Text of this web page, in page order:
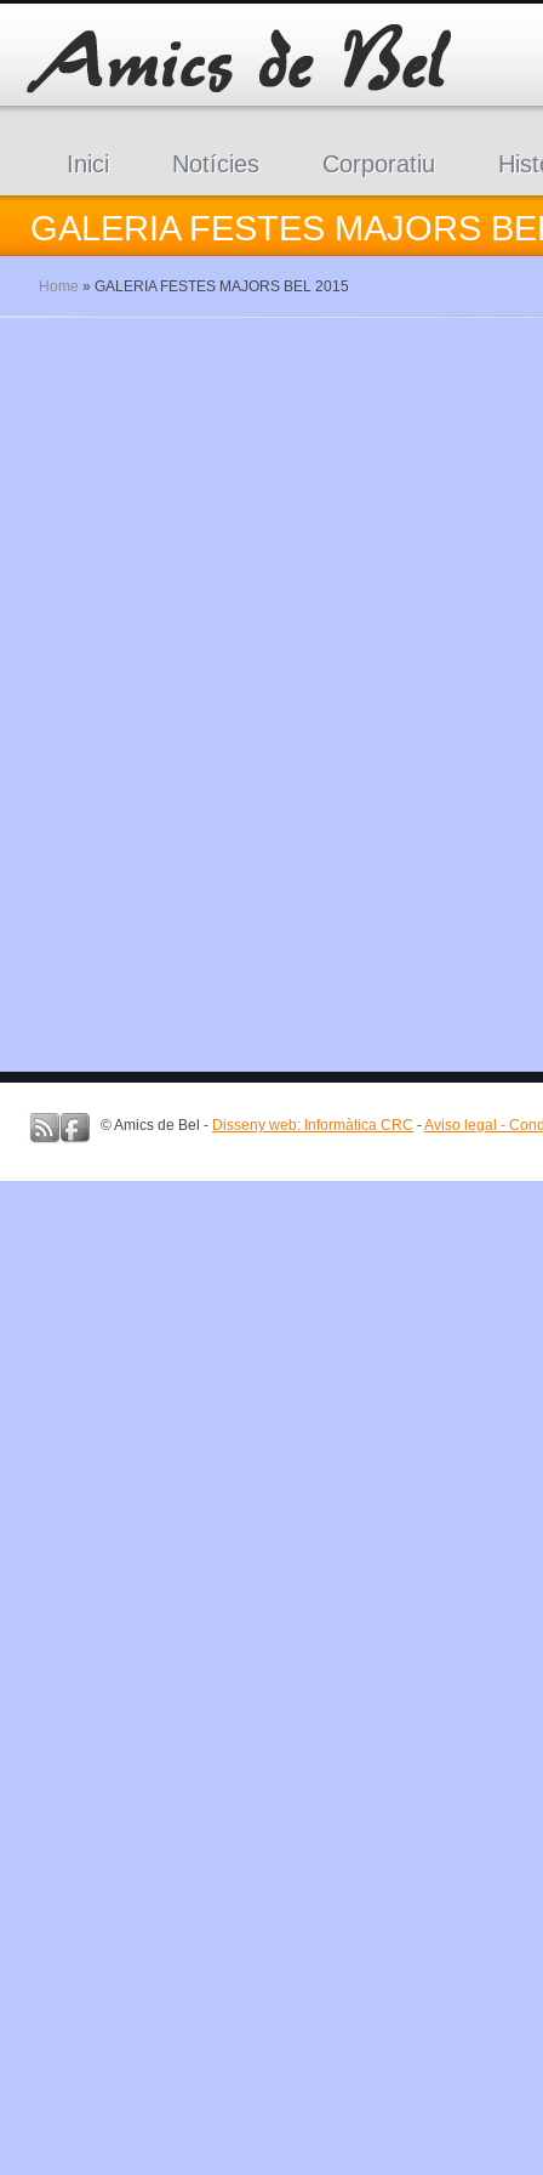
Inici Notícies Corporatiu
GALERIA FESTES MAJORS
Home » GALERIA FESTES MAJORS BEL 2015
© Amics de Bel - Disseny web: Informàtica CRC -Aviso legal -